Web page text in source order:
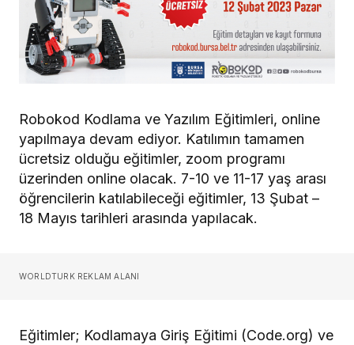
Robokod Kodlama ve Yazılım Eğitimleri, online
yapılmaya devam ediyor. Katılımın tamamen
ücretsiz olduğu eğitimler, zoom programı
üzerinden online olacak. 7-10 ve 11-17 yaş arası
öğrencilerin katılabileceği eğitimler, 13 Şubat –
18 Mayıs tarihleri arasında yapılacak.
WORLDTURK REKLAM ALANI
Eğitimler; Kodlamaya Giriş Eğitimi (Code.org) ve